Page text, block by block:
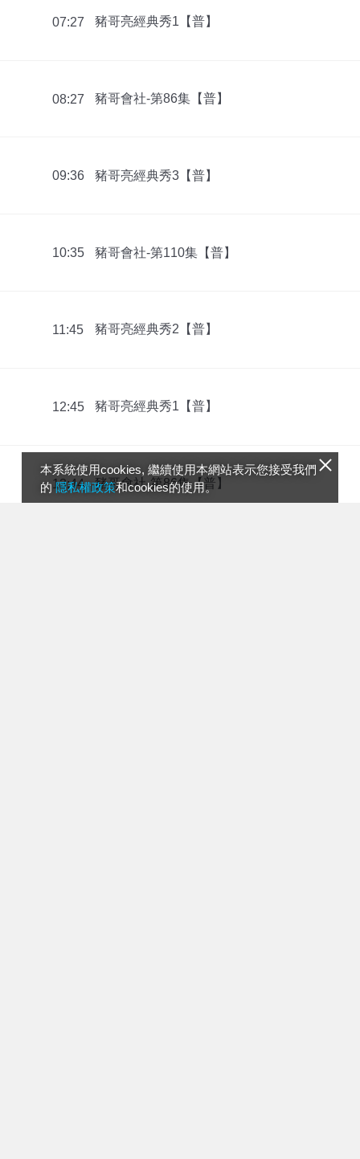
本系統使用cookies, 繼續使用本網站表示您接受我們
的隱私權政策和cookies的使用。
07:27 豬哥亮經典秀1【普】
08:27 豬哥會社-第86集【普】
09:36 豬哥亮經典秀3【普】
10:35 豬哥會社-第110集【普】
11:45 豬哥亮經典秀2【普】
12:45 豬哥亮經典秀1【普】
13:44 豬哥會社-第86集【普】